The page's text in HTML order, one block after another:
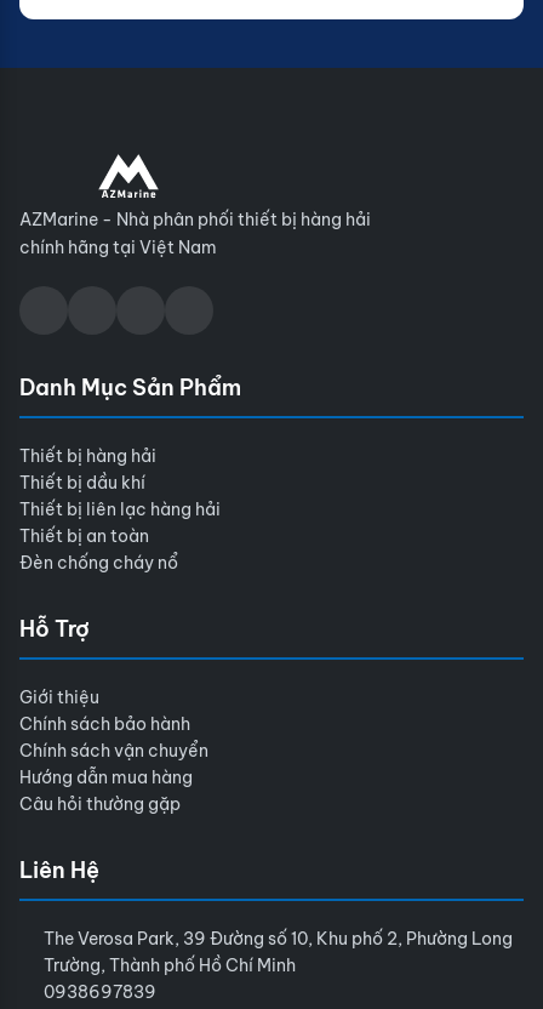
AZMarine - Nhà phân phối thiết bị hàng hải
chính hãng tại Việt Nam
Danh Mục Sản Phẩm
Thiết bị hàng hải
Thiết bị dầu khí
Thiết bị liên lạc hàng hải
Thiết bị an toàn
Đèn chống cháy nổ
Hỗ Trợ
Giới thiệu
Chính sách bảo hành
Chính sách vận chuyển
Hướng dẫn mua hàng
Câu hỏi thường gặp
Liên Hệ
The Verosa Park, 39 Đường số 10, Khu phố 2, Phường Long
Trường, Thành phố Hồ Chí Minh
0938697839